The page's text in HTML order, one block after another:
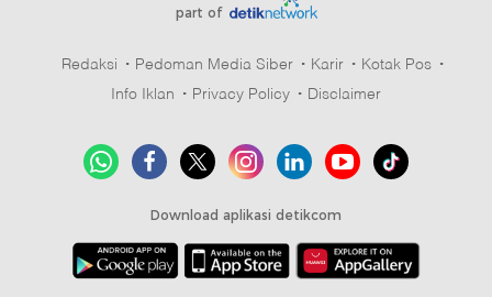
part of
Redaksi Pedoman Media Siber Karir
Kotak Pos
Info Iklan
Privacy Policy Disclaimer
Download aplikasi detikcom